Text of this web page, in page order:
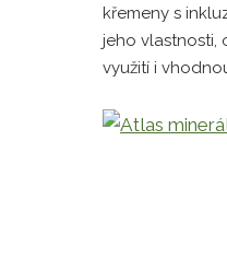
křemeny s
jeho vlastnosti,
využití i